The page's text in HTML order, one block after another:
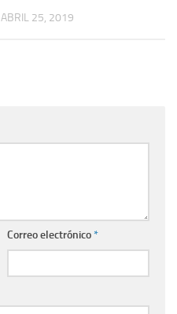
ABRIL 25, 2019
Correo electrónico*